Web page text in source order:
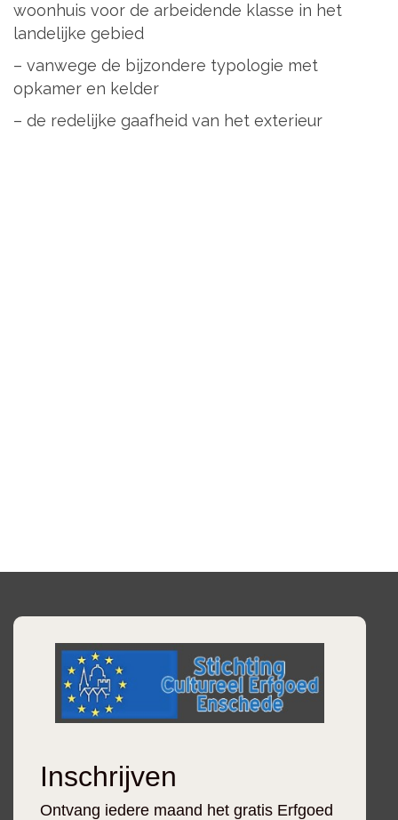
woonhuis voor de arbeidende klasse in het
landelijke gebied
– vanwege de bijzondere typologie met
opkamer en kelder
– de redelijke gaafheid van het exterieur
Inschrijven
Ontvang iedere maand het gratis Erfgoed